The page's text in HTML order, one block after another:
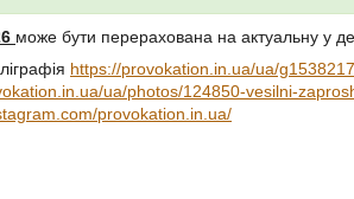
може бути перерахована на актуальну у
https://provokation.in.ua/ua/
ua/photos/124850-vesilni-
provokation.in.ua/